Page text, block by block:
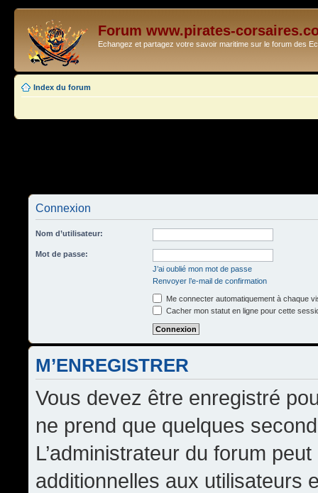
Forum www.pirates-
Echangez et partagez votre savoir maritime sur le forum des
Index du forum
Connexion
Nom d’utilisateur:
Mot de passe:
J’ai oublié mon mot de passe
Renvoyer l’e-mail de confirmation
Me connecter automatiquement à chaque
Cacher mon statut en ligne pour cette
M’ENREGISTRER
Vous devez être enregistré
ne prend que quelques
L’administrateur du forum
additionnelles aux utilisateurs